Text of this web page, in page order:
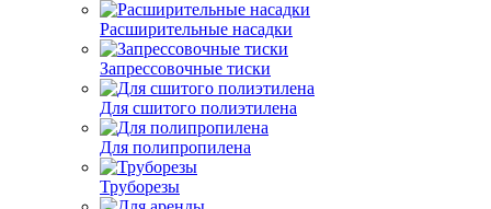
Расширительные насадки
Запрессовочные тиски
Для сшитого полиэтилена
Для полипропилена
Труборезы